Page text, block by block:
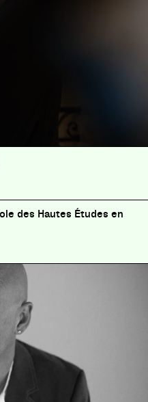
des Hautes Études en